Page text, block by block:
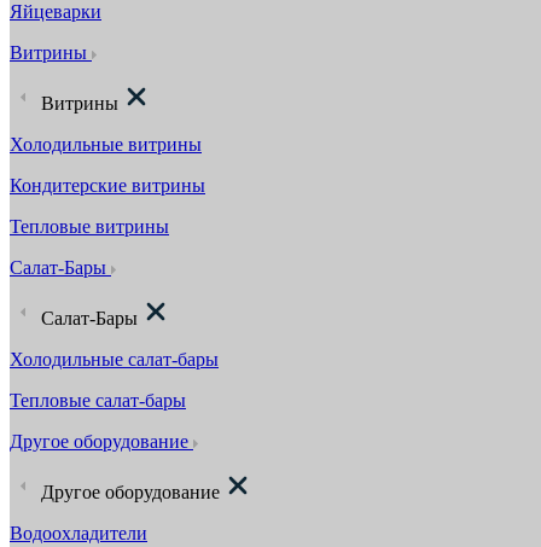
Яйцеварки
Витрины
Витрины
Холодильные витрины
Кондитерские витрины
Тепловые витрины
Салат-Бары
Салат-Бары
Холодильные салат-бары
Тепловые салат-бары
Другое оборудование
Другое оборудование
Водоохладители